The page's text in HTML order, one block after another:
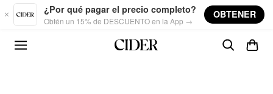
Skip to main content
¿Por qué pagar el precio completo?
Obtén un 15% de DESCUENTO en la App →
OBTENER